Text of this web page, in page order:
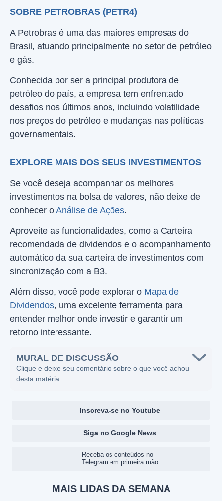
SOBRE PETROBRAS (PETR4)
A Petrobras é uma das maiores empresas do
Brasil, atuando principalmente no setor de petróleo
e gás.
Conhecida por ser a principal produtora de
petróleo do país, a empresa tem enfrentado
desafios nos últimos anos, incluindo volatilidade
nos preços do petróleo e mudanças nas políticas
governamentais.
EXPLORE MAIS DOS SEUS INVESTIMENTOS
Se você deseja acompanhar os melhores
investimentos na bolsa de valores, não deixe de
conhecer o Análise de Ações.
Aproveite as funcionalidades, como a Carteira
recomendada de dividendos e o acompanhamento
automático da sua carteira de investimentos com
sincronização com a B3.
Além disso, você pode explorar o Mapa de
Dividendos, uma excelente ferramenta para
entender melhor onde investir e garantir um
retorno interessante.
MURAL DE DISCUSSÃO
Clique e deixe seu comentário sobre o que você achou
desta matéria.
Inscreva-se no Youtube
Siga no Google News
Receba os conteúdos no
Telegram em primeira mão
MAIS LIDAS DA SEMANA